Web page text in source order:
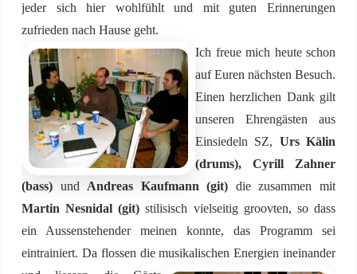
jeder sich hier wohlfühlt und mit guten Erinnerungen
zufrieden nach Hause geht.
Ich freue mich heute schon
auf Euren nächsten Besuch.
Einen herzlichen Dank gilt
unseren Ehrengästen aus
Einsiedeln SZ, Urs Kälin
(drums), Cyrill Zahner
(bass) und Andreas Kaufmann (git) die zusammen mit
Martin Nesnidal (git) stilisisch vielseitig groovten, so dass
ein Aussenstehender meinen konnte, das Programm sei
eintrainiert. Da flossen die musikalischen Energien ineinander